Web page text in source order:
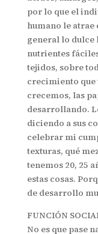
por lo que el
humano le atrae
general lo dulce
nutrientes
tejidos, sobre
crecimiento que
crecemos, las
desarrollando.
diciendo a sus
celebrar mi
texturas, qué
tenemos 20, 25
estas cosas.
de desarrollo
FUNCIÓN
No es que pase